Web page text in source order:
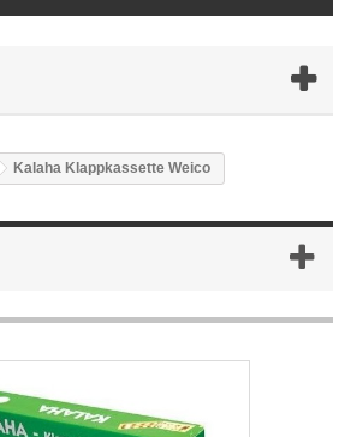
Kalaha Klappkassette Weico